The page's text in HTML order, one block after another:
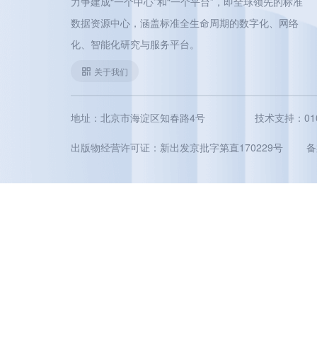
数据资源中心，涵盖标准全生命周期的数字化、网络
化、智能化研究与服务平台。
关于我们
地址：北京市海淀区知春路4号 技术支持：
出版物经营许可证：新出发京批字第直170229号